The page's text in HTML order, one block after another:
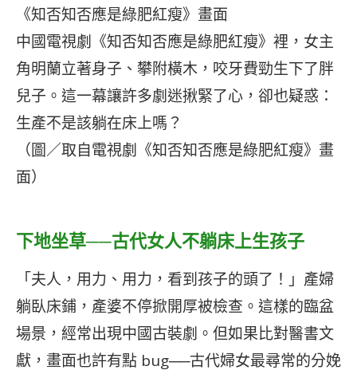
中國電視劇《知否知否應是綠肥紅瘦》裡，女主
角明蘭立著身子、攀附橫木，咬牙費勁生下了胖
兒子。這一幕讓許多劇迷揪緊了心，卻也疑惑：
生產不是該躺在床上嗎？
（圖／取自電視劇《知否知否應是綠肥紅瘦》畫
面）
下地坐草──古代女人不躺床上生孩子
「夫人，用力、用力，看到孩子的頭了！」產婦
躺臥床鋪，產婆不停掀開厚被檢查。這樣的臨盆
場景，經常出現中國古裝劇。但如果比對醫書文
獻，畫面也許有點 bug──古代婦女最尋常的分娩